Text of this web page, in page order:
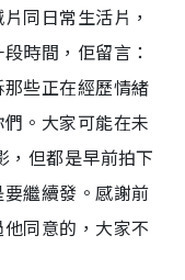
i
n
i
n
g
T
同日常生活片，
時間，佢留言：
些正在經歷情緒
。大家可能在未
但都是早前拍下
繼續發。感謝前
同意的，大家不